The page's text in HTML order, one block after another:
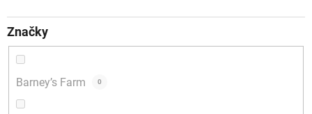
Značky
Barney’s Farm 0